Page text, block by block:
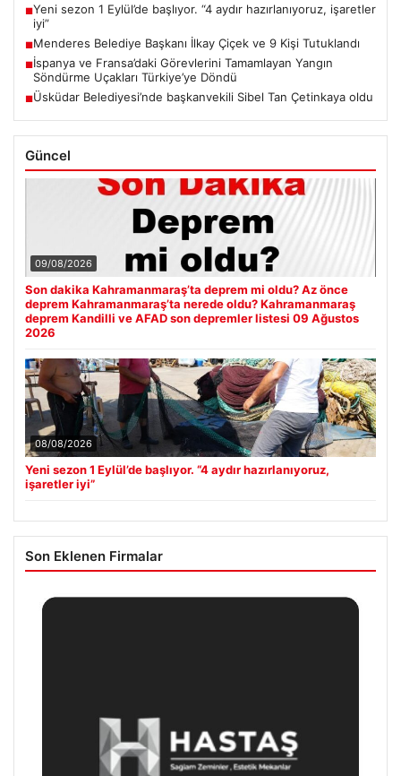
■Yeni sezon 1 Eylül’de başlıyor. “4 aydır hazırlanıyoruz, işaretler
iyi”
■Menderes Belediye Başkanı İlkay Çiçek ve 9 Kişi Tutuklandı
■İspanya ve Fransa’daki Görevlerini Tamamlayan Yangın
Söndürme Uçakları Türkiye’ye Döndü
■Üsküdar Belediyesi’nde başkanvekili Sibel Tan Çetinkaya oldu
Güncel
09/08/2026
Son dakika Kahramanmaraş’ta deprem mi oldu? Az önce
deprem Kahramanmaraş’ta nerede oldu? Kahramanmaraş
deprem Kandilli ve AFAD son depremler listesi 09 Ağustos
2026
08/08/2026
Yeni sezon 1 Eylül’de başlıyor. “4 aydır hazırlanıyoruz,
işaretler iyi”
Son Eklenen Firmalar